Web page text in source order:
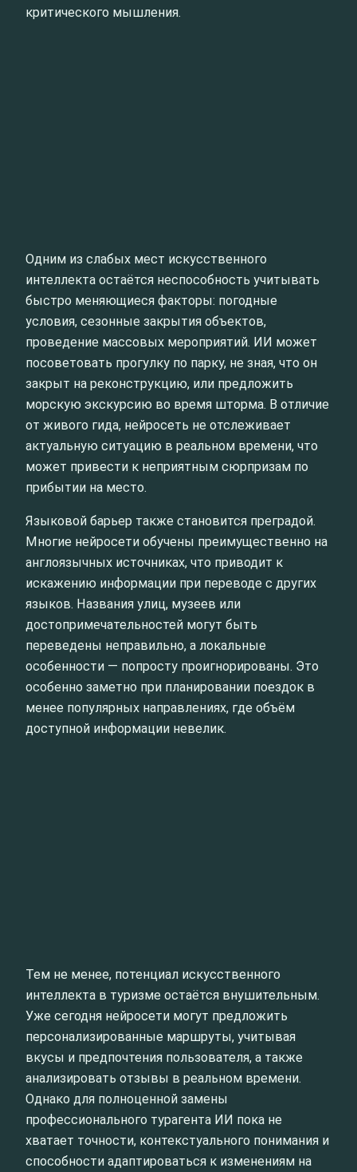
критического мышления.
Одним из слабых мест искусственного
интеллекта остаётся неспособность учитывать
быстро меняющиеся факторы: погодные
условия, сезонные закрытия объектов,
проведение массовых мероприятий. ИИ может
посоветовать прогулку по парку, не зная, что он
закрыт на реконструкцию, или предложить
морскую экскурсию во время шторма. В отличие
от живого гида, нейросеть не отслеживает
актуальную ситуацию в реальном времени, что
может привести к неприятным сюрпризам по
прибытии на место.
Языковой барьер также становится преградой.
Многие нейросети обучены преимущественно на
англоязычных источниках, что приводит к
искажению информации при переводе с других
языков. Названия улиц, музеев или
достопримечательностей могут быть
переведены неправильно, а локальные
особенности — попросту проигнорированы. Это
особенно заметно при планировании поездок в
менее популярных направлениях, где объём
доступной информации невелик.
Тем не менее, потенциал искусственного
интеллекта в туризме остаётся внушительным.
Уже сегодня нейросети могут предложить
персонализированные маршруты, учитывая
вкусы и предпочтения пользователя, а также
анализировать отзывы в реальном времени.
Однако для полноценной замены
профессионального турагента ИИ пока не
хватает точности, контекстуального понимания и
способности адаптироваться к изменениям на